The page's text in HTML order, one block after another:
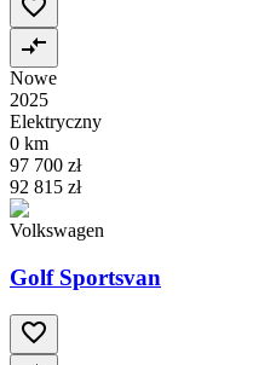
Nowe
2025
Elektryczny
0 km
97 700 zł
92 815 zł
Volkswagen
Golf Sportsvan